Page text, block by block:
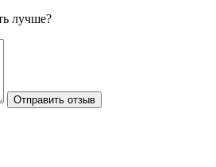
лучше?
Отправить отзыв